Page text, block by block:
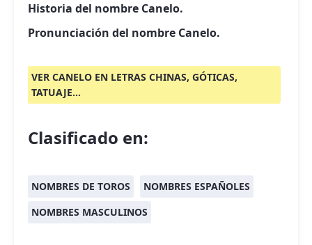
Historia del nombre Canelo.
Pronunciación del nombre Canelo.
VER CANELO EN LETRAS CHINAS, GÓTICAS,
TATUAJE...
Clasificado en:
NOMBRES DE TOROS
NOMBRES ESPAÑOLES
NOMBRES MASCULINOS